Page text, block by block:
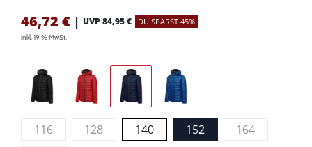
46,72 € | UVP 84,95 € DU SPARST 45%
inkl. 19 % MwSt.
116 128 140 152
164